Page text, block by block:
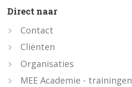
Direct naar
Contact
Cliënten
Organisaties
MEE Academie - trainingen